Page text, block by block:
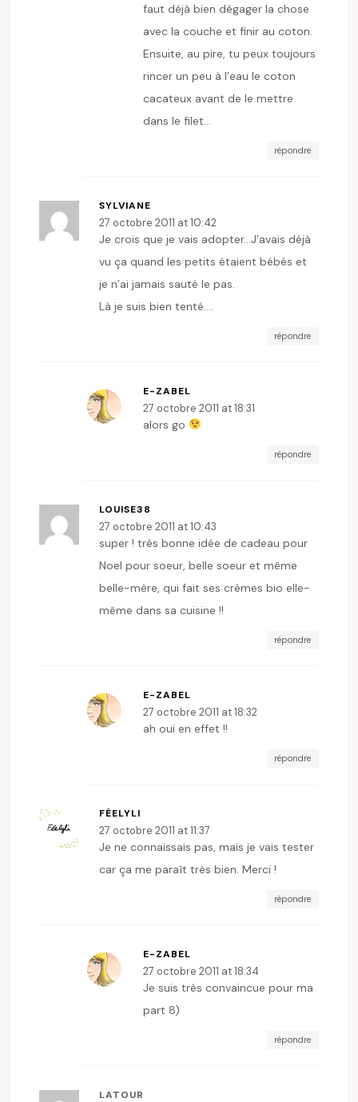
faut déjà bien dégager la chose
avec la couche et finir au coton.
Ensuite, au pire, tu peux toujours
rincer un peu à l’eau le coton
cacateux avant de le mettre
dans le filet…
répondre
SYLVIANE
27 octobre 2011 at 10:42
Je crois que je vais adopter…J’avais déjà
vu ça quand les petits étaient bébés et
je n’ai jamais sauté le pas.
Là je suis bien tenté….
répondre
E-ZABEL
27 octobre 2011 at 18:31
alors go
répondre
LOUISE38
27 octobre 2011 at 10:43
super ! très bonne idée de cadeau pour
Noel pour soeur, belle soeur et même
belle-mère, qui fait ses crèmes bio elle-
même dans sa cuisine !!
répondre
E-ZABEL
27 octobre 2011 at 18:32
ah oui en effet !!
répondre
FÉELYLI
27 octobre 2011 at 11:37
Je ne connaissais pas, mais je vais tester
car ça me paraît très bien. Merci !
répondre
E-ZABEL
27 octobre 2011 at 18:34
Je suis très convaincue pour ma
part 8)
répondre
LATOUR